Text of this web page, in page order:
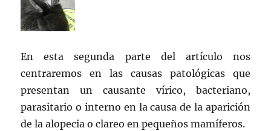
En esta segunda parte del artículo nos
centraremos en las causas patológicas que
presentan un causante vírico, bacteriano,
parasitario o interno en la causa de la aparición
de la alopecia o clareo en pequeños mamíferos.